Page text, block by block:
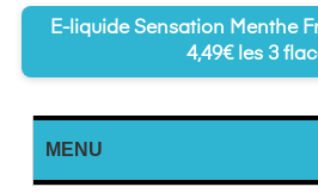
E-liquide Sensation Menthe
4,49€ les 3
MENU